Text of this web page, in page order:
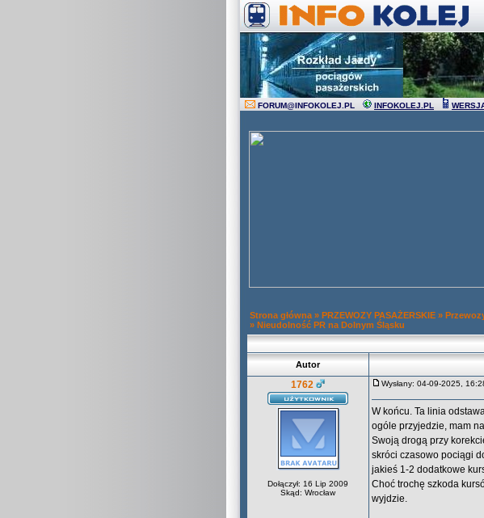
FORUM@INFOKOLEJ.PL INFOKOLEJ.PL
Strona główna » PRZEWOZY PASAŻERSKIE »
» Nieudolność PR na Dolnym Śląsku
Autor
1762
Dołączył: 16 Lip 2009
Skąd: Wrocław
Wysłany: 04-09-2025,
W końcu. Ta linia
ogóle przyjedzie, mam
Swoją drogą przy
skróci czasowo pociągi
jakieś 1-2 dodatkowe
Choć trochę szkoda
wyjdzie.